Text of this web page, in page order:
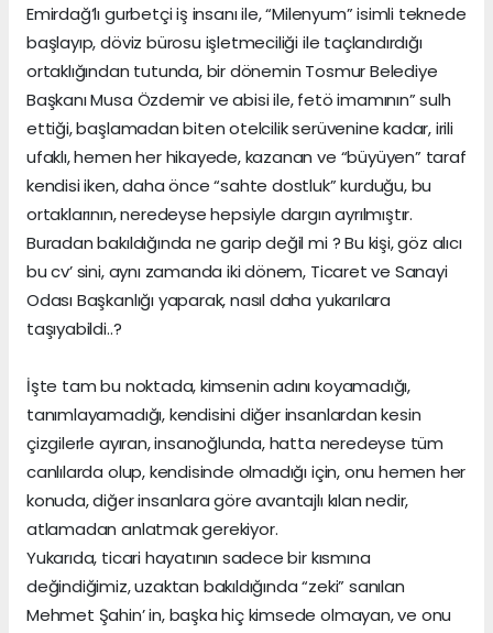
Emirdağ’lı gurbetçi iş insanı ile, “Milenyum” isimli teknede
başlayıp, döviz bürosu işletmeciliği ile taçlandırdığı
ortaklığından tutunda, bir dönemin Tosmur Belediye
Başkanı Musa Özdemir ve abisi ile, fetö imamının” sulh
ettiği, başlamadan biten otelcilik serüvenine kadar, irili
ufaklı, hemen her hikayede, kazanan ve “büyüyen” taraf
kendisi iken, daha önce “sahte dostluk” kurduğu, bu
ortaklarının, neredeyse hepsiyle dargın ayrılmıştır.
Buradan bakıldığında ne garip değil mi ? Bu kişi, göz alıcı
bu cv’ sini, aynı zamanda iki dönem, Ticaret ve Sanayi
Odası Başkanlığı yaparak, nasıl daha yukarılara
taşıyabildi..?
İşte tam bu noktada, kimsenin adını koyamadığı,
tanımlayamadığı, kendisini diğer insanlardan kesin
çizgilerle ayıran, insanoğlunda, hatta neredeyse tüm
canlılarda olup, kendisinde olmadığı için, onu hemen her
konuda, diğer insanlara göre avantajlı kılan nedir,
atlamadan anlatmak gerekiyor.
Yukarıda, ticari hayatının sadece bir kısmına
değindiğimiz, uzaktan bakıldığında “zeki” sanılan
Mehmet Şahin’ in, başka hiç kimsede olmayan, ve onu